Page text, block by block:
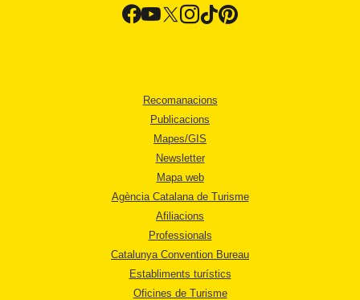
Recomanacions
Publicacions
Mapes/GIS
Newsletter
Mapa web
Agència Catalana de Turisme
Afiliacions
Professionals
Catalunya Convention Bureau
Establiments turístics
Oficines de Turisme